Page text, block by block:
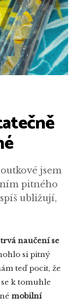
jsem
pitného
ubližují,
trvá naučení se
si pitný
teď pocit, že
k tomuhle
mobilní